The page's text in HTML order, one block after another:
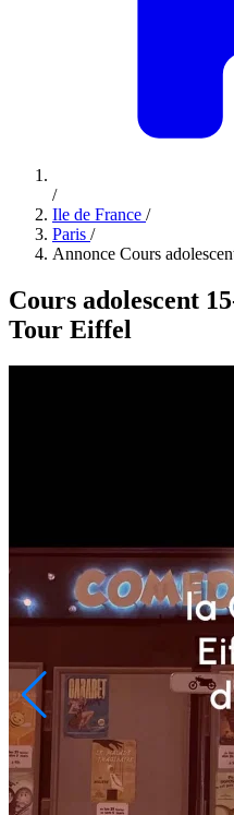
/
Ile de France /
Paris /
Annonce Cours
Cours adolescent
Tour Eiffel